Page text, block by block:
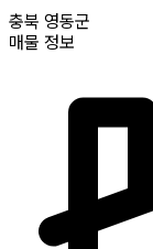
충북 영동군
매물 정보